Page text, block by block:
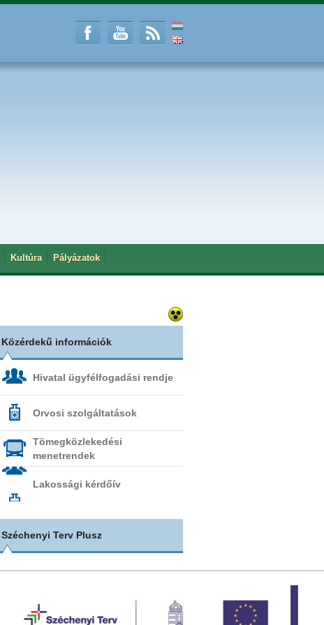
Kultúra Pályázatok
Közérdekű információk
Hivatal ügyfélfogadási rendje
Orvosi szolgáltatások
Tömegközlekedési
menetrendek
Lakossági kérdőív
Széchenyi Terv Plusz